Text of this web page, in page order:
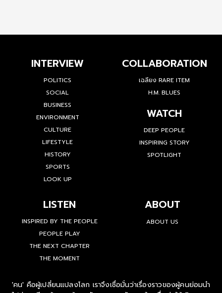
INTERVIEW
POLITICS
SOCIAL
BUSINESS
ENVIRONMENT
CULTURE
LIFESTYLE
HISTORY
SPORTS
LOOK UP
COLLABORATION
เฉลียง RARE ITEM
H.M. BLUES
WATCH
DEEP PEOPLE
INSPIRING STORY
SPOTLIGHT
LISTEN
INSPIRED BY THE PEOPLE
PEOPLE PLAY
THE NEXT CHAPTER
THE MOMENT
ABOUT
ABOUT US
'คน' คือผู้เปลี่ยนแปลงโลก เราจึงเชื่อมั่นว่าเรื่องราวของผู้คนย่อมนำ